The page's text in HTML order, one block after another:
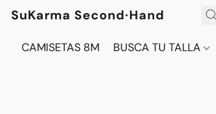
SuKarma Second·Hand
CAMISETAS 8M BUSCA TU TALLA